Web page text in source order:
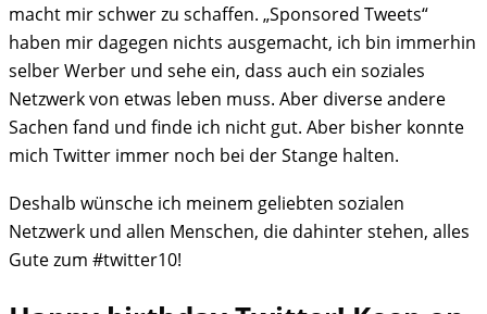
macht mir schwer zu schaffen. „Sponsored Tweets“
haben mir dagegen nichts ausgemacht, ich bin immerhin
selber Werber und sehe ein, dass auch ein soziales
Netzwerk von etwas leben muss. Aber diverse andere
Sachen fand und finde ich nicht gut. Aber bisher konnte
mich Twitter immer noch bei der Stange halten.
Deshalb wünsche ich meinem geliebten sozialen
Netzwerk und allen Menschen, die dahinter stehen, alles
Gute zum #twitter10!